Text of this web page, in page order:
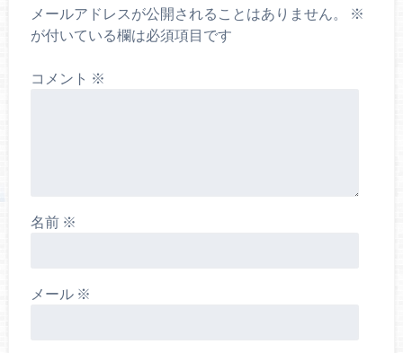
メールアドレスが公開されることはありません。
※
が付いている欄は必須項目です
コメント ※
名前 ※
メール ※